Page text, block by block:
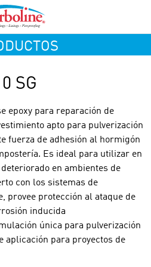
SG
epoxy para reparación de
apto para pulverización
fuerza de adhesión al hormigón
Es ideal para utilizar en
en ambientes de
con los sistemas de
provee protección al ataque de
inducida
única para pulverización
aplicación para proyectos de